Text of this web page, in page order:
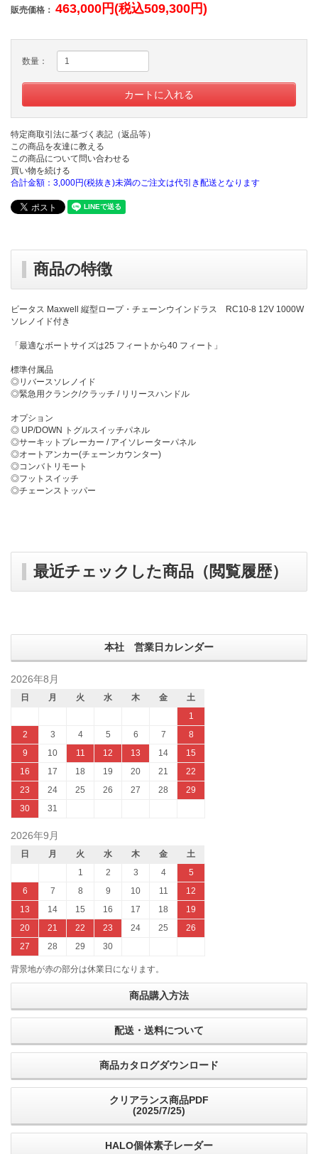
販売価格： 463,000円(税込509,300円)
数量：
特定商取引法に基づく表記（返品等）
この商品を友達に教える
この商品について問い合わせる
買い物を続ける
合計金額：3,000円(税抜き)未満のご注文は代引き配送となります
商品の特徴
ビータス Maxwell 縦型ロープ・チェーンウインドラス RC10-8 12V 1000W
ソレノイド付き
「最適なボートサイズは25 フィートから40 フィート」
標準付属品
◎リバースソレノイド
◎緊急用クランク/クラッチ / リリースハンドル
オプション
◎ UP/DOWN トグルスイッチパネル
◎サーキットブレーカー / アイソレーターパネル
◎オートアンカー(チェーンカウンター)
◎コンバトリモート
◎フットスイッチ
◎チェーンストッパー
最近チェックした商品（閲覧履歴）
本社 営業日カレンダー
2026年8月
日 月 火 水 木 金
土
1
2
3 4 5 6 7
8
9
10 11 12 13 14
15
16
17 18 19 20 21
22
23
24 25 26 27 28
29
30
31
2026年9月
日 月 火 水 木 金
土
1
2 3 4
5
6
7 8 9 10 11
12
13
14 15 16 17 18
19
20
21 22 23 24 25
26
27
28 29 30
背景地が赤の部分は休業日になります。
商品購入方法
配送・送料について
商品カタログダウンロード
クリアランス商品PDF
(2025/7/25)
HALO個体素子レーダー